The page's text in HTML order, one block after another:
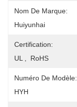
Nom De Marque:
Huiyunhai
Certification:
UL ,  RoHS
Numéro De Modèle:
HYH